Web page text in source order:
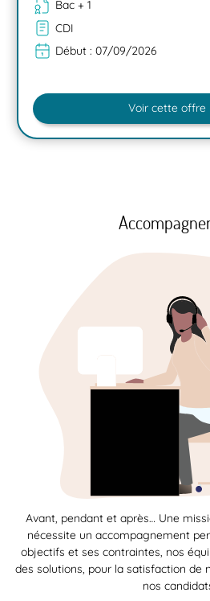
Bac + 1
CDI
Début : 07/09/2026
Voir cette offre
Avant, pendant et après… Une
nécessite un accompagnement
objectifs et ses contraintes, nos
des solutions, pour la satisfaction de
nos